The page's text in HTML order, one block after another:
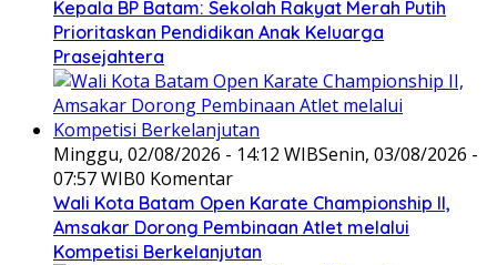
Kepala BP Batam: Sekolah Rakyat Merah Putih
Prioritaskan Pendidikan Anak Keluarga
Prasejahtera
Minggu, 02/08/2026 - 14:12 WIBSenin, 03/08/2026 -
07:57 WIB0 Komentar
Wali Kota Batam Open Karate Championship II,
Amsakar Dorong Pembinaan Atlet melalui
Kompetisi Berkelanjutan